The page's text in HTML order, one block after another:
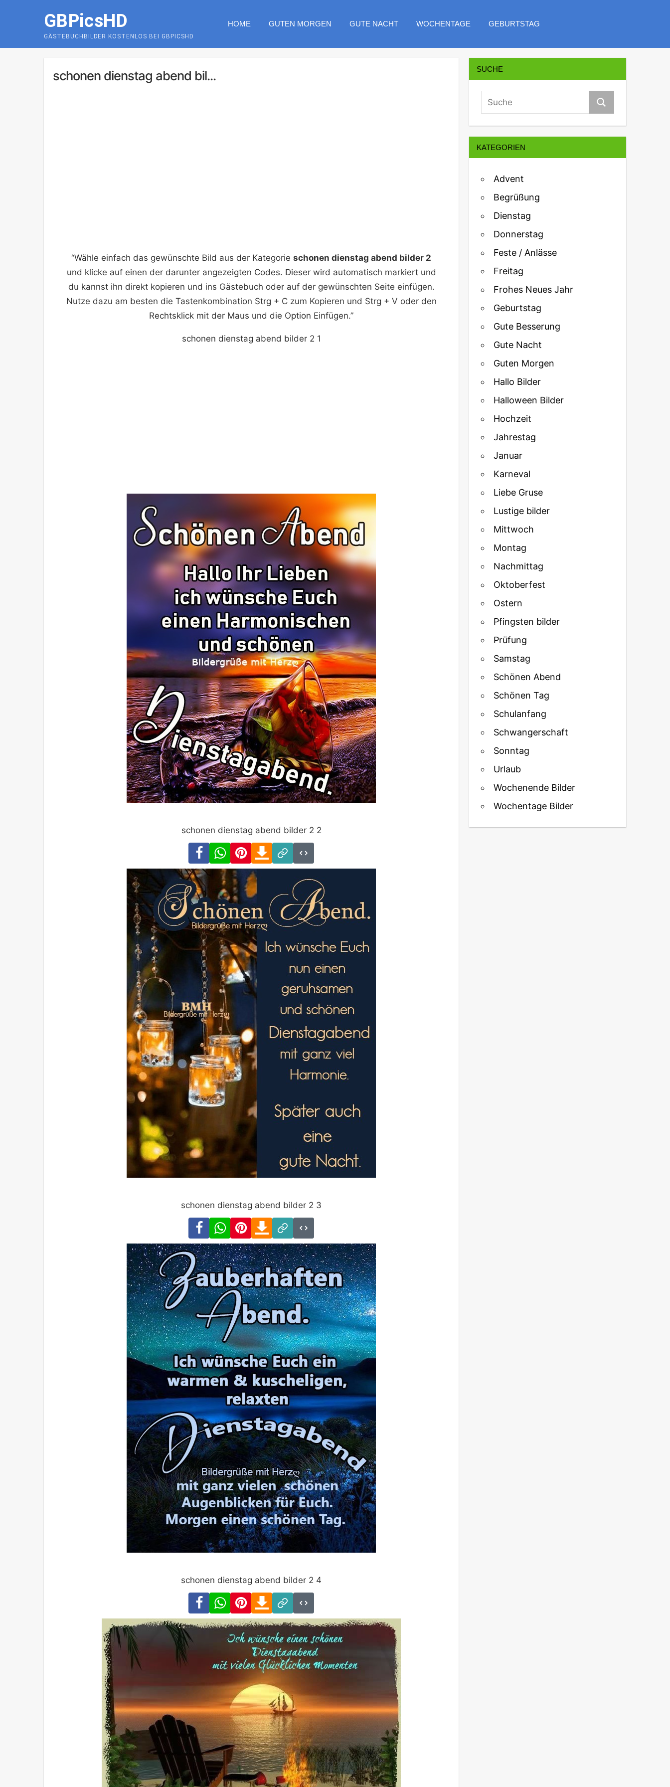
GBPicsHD
GÄSTEBUCHBILDER KOSTENLOS BEI GBPICSHD
HOME GUTEN MORGEN GUTE NACHT WOCHENTAGE GEBURTSTAG
schonen dienstag abend bil...
“Wähle einfach das gewünschte Bild aus der Kategorieschonen dienstag abend bilder 2
und klicke auf einen der darunter angezeigten Codes. Dieser wird automatisch markiert und
du kannst ihn direkt kopieren und ins Gästebuch oder auf der gewünschten Seite einfügen.
Nutze dazu am besten die Tastenkombination Strg + C zum Kopieren und Strg + V oder den
Rechtsklick mit der Maus und die Option Einfügen.”
schonen dienstag abend bilder 2 1
schonen dienstag abend bilder 2 2
FacebookWhatsAppPinterestDownload
Link
schonen dienstag abend bilder 2 3
FacebookWhatsAppPinterestDownload
Link
schonen dienstag abend bilder 2 4
FacebookWhatsAppPinterestDownload
Link
SUCHE
KATEGORIEN
Advent
Begrüßung
Dienstag
Donnerstag
Feste / Anlässe
Freitag
Frohes Neues Jahr
Geburtstag
Gute Besserung
Gute Nacht
Guten Morgen
Hallo Bilder
Halloween Bilder
Hochzeit
Jahrestag
Januar
Karneval
Liebe Gruse
Lustige bilder
Mittwoch
Montag
Nachmittag
Oktoberfest
Ostern
Pfingsten bilder
Prüfung
Samstag
Schönen Abend
Schönen Tag
Schulanfang
Schwangerschaft
Sonntag
Urlaub
Wochenende Bilder
Wochentage Bilder